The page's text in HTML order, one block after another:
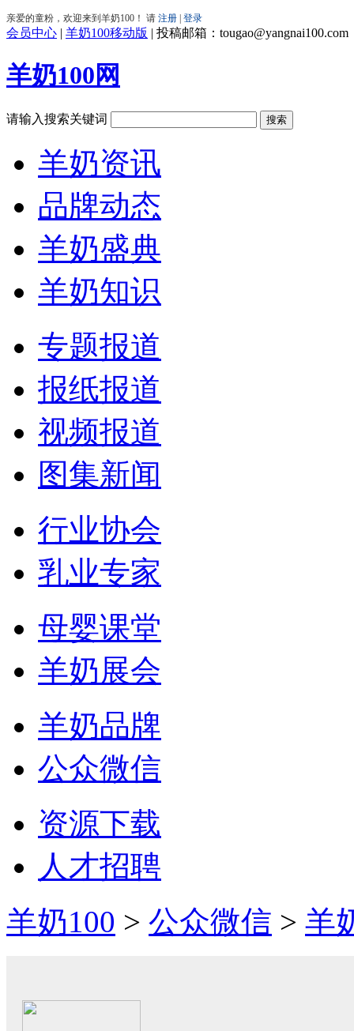
会员中心 | 羊奶100移动版 | 投稿邮箱：tougao@yangnai100.com
羊奶100网
请输入搜索关键词
羊奶资讯
品牌动态
羊奶盛典
羊奶知识
专题报道
报纸报道
视频报道
图集新闻
行业协会
乳业专家
母婴课堂
羊奶展会
羊奶品牌
公众微信
资源下载
人才招聘
羊奶100 > 公众微信 > 羊